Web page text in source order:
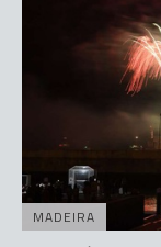
MADEIRA